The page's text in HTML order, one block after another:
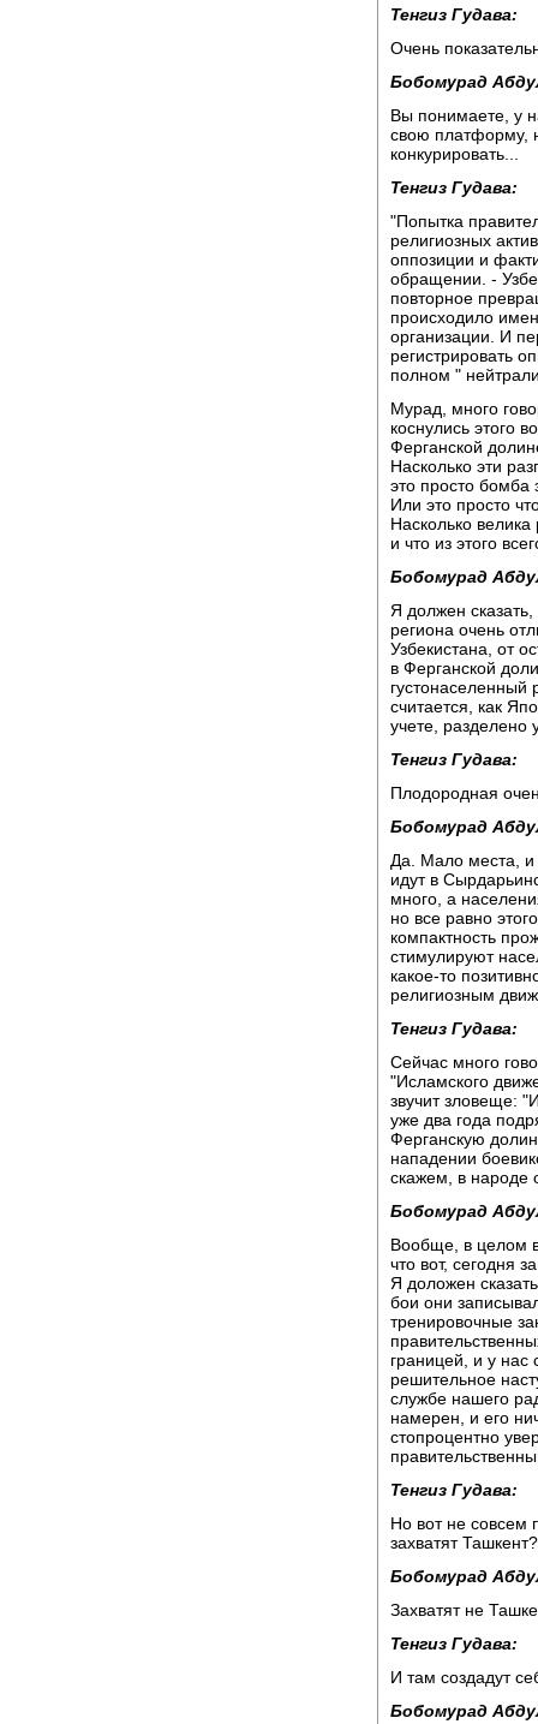
Тенгиз Гудава:
Очень
Бобомурад
Вы понимаете, у
свою платформу,
конкурировать...
Тенгиз Гудава:
"Попытка
религиозных
оппозиции и
обращении. -
повторное
происходило
организации. И
регистрировать
полном "
Мурад, много
коснулись этого
Ферганской
Насколько эти
это просто бомба
Или это просто
Насколько
и что из этого
Бобомурад
Я должен
региона очень
Узбекистана, от
в Ферганской
густонаселенный
считается, как
учете, разделено
Тенгиз Гудава:
Плодородная
Бобомурад
Да. Мало места, и
идут в
много, а
но все равно
компактность
стимулируют
какое-то
религиозным
Тенгиз Гудава:
Сейчас много
"Исламского
звучит зловеще:
уже два года
Ферганскую
нападении
скажем, в народе
Бобомурад
Вообще, в целом в
что вот, сегодня
Я доложен
бои они
тренировочные
границей, и у нас
решительное
службе нашего
намерен, и его
стопроцентно
Тенгиз Гудава:
Но вот не совсем
захватят Ташкент?
Бобомурад
Захватят не
Тенгиз Гудава:
И там создадут
Бобомурад